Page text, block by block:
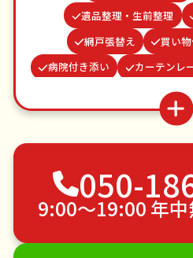
遺品整理・生前整理
網戸張替え
買い
病院付き添い
カーテンレ
場所
ゴキブリ駆除
物置
波板張替え
ベラン
ゴミ屋敷片付け
引っ越し
植木の
手すり取り付け
エアコンクリーニング
050-
9:00〜19:00 年